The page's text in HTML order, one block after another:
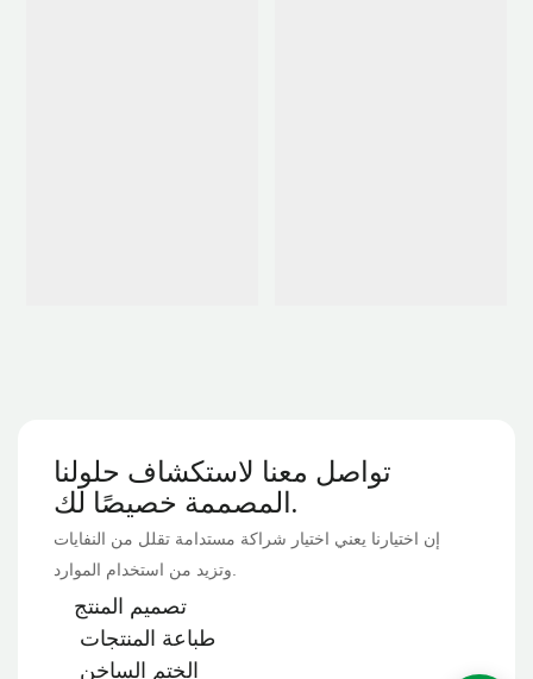
تواصل معنا لاستكشاف حلولنا
المصممة خصيصًا لك.
إن اختيارنا يعني اختيار شراكة مستدامة تقلل من النفايات
وتزيد من استخدام الموارد.
تصميم المنتج
طباعة المنتجات
الختم الساخن